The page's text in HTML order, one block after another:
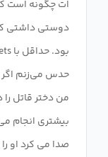
ات چگونه است
دوستی داشتی
حدس می‌زنم اگر
من دختر قاتل
بیشتری انجام
صدا می کرد او